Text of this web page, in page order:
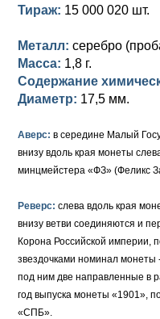
Памятные и
Для Грузии
Русско-Польские
Для Польши
Медь
Для Грузии
Для Польши
Серебро
Медь
Золото
Серебро
Медь
Таврические монеты
Петр III (1762)
Елизавета I (1741-
Золото
Для Пруссии
Ливонезы
Альбертусталер
Иоанн Антонович (1740-
Екатерина I (1725-1727)
Петр I (1682-1725)
Золото
Серебро
Медь
Тираж: 15 000 020 шт.
Металл: серебро
Масса: 1,8 г.
Содержание
Диаметр: 17,5 мм.
Аверс: в середине Малый
внизу вдоль края монеты
минцмейстера «ФЗ» (Феликс
Реверс: слева вдоль края
внизу ветви соединяются и
Корона Российской империи,
звездочками номинал
под ним две направленные в
год выпуска монеты «1901»,
«СПБ».